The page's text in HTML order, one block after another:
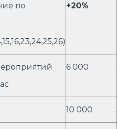
по
+20%
6 000
10 000